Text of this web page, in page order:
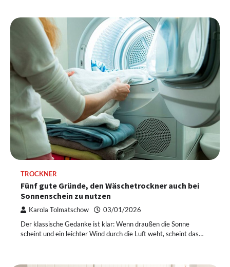
TROCKNER
Fünf gute Gründe, den Wäschetrockner auch bei
Sonnenschein zu nutzen
Karola Tolmatschow 03/01/2026
Der klassische Gedanke ist klar: Wenn draußen die Sonne
scheint und ein leichter Wind durch die Luft weht, scheint das…